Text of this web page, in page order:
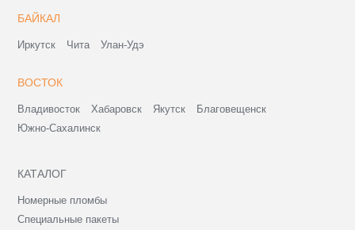
БАЙКАЛ
Иркутск Чита Улан-Удэ
ВОСТОК
Владивосток Хабаровск Якутск
Благовещенск
Южно-Сахалинск
КАТАЛОГ
Номерные пломбы
Специальные пакеты